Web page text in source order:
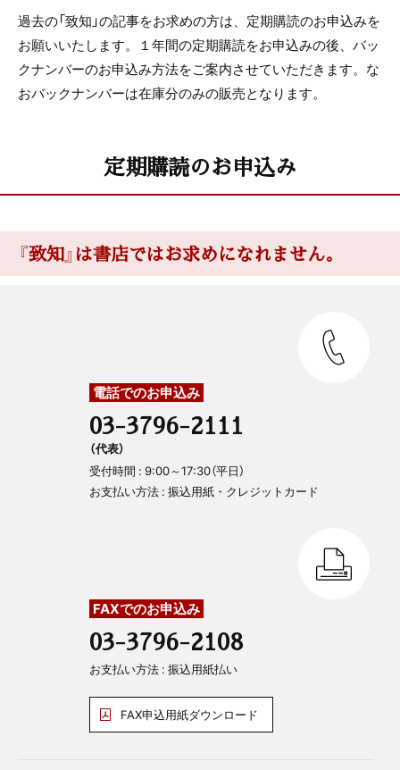
過去の「致知」の記事をお求めの方は、定期購読のお申込みを
お願いいたします。１年間の定期購読をお申込みの後、バッ
クナンバーのお申込み方法をご案内させていただきます。な
おバックナンバーは在庫分のみの販売となります。
定期購読のお申込み
『致知』は書店ではお求めになれません。
電話でのお申込み
03-3796-2111
（代表）
受付時間 : 9:00～17:30（平日）
お支払い方法 : 振込用紙・クレジットカード
FAXでのお申込み
03-3796-2108
お支払い方法 : 振込用紙払い
FAX申込用紙ダウンロード